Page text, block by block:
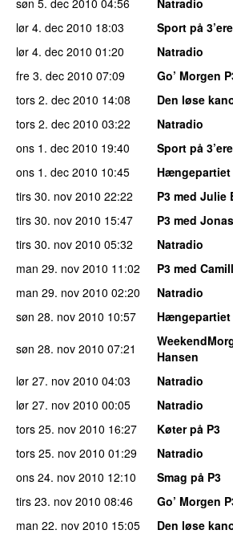
lør 4. dec 2010 18:03
Sport på
lør 4. dec 2010 01:20
Natradio
fre 3. dec 2010 07:09
Go’ Morgen
tors 2. dec 2010 14:08
Den løse
tors 2. dec 2010 03:22
Natradio
ons 1. dec 2010 19:40
Sport på
ons 1. dec 2010 10:45
Hængepartiet
tirs 30. nov 2010 22:22
P3 med Julie
tirs 30. nov 2010 15:47
P3 med
tirs 30. nov 2010 05:32
Natradio
man 29. nov 2010 11:02
P3 med
man 29. nov 2010 02:20
Natradio
søn 28. nov 2010 10:57
Hængepartiet
søn 28. nov 2010 07:21
Hansen
lør 27. nov 2010 04:03
Natradio
lør 27. nov 2010 00:05
Natradio
tors 25. nov 2010 16:27
Køter på P3
tors 25. nov 2010 01:29
Natradio
ons 24. nov 2010 12:10
Smag på P3
tirs 23. nov 2010 08:46
Go’ Morgen
man 22. nov 2010 15:05
Den løse